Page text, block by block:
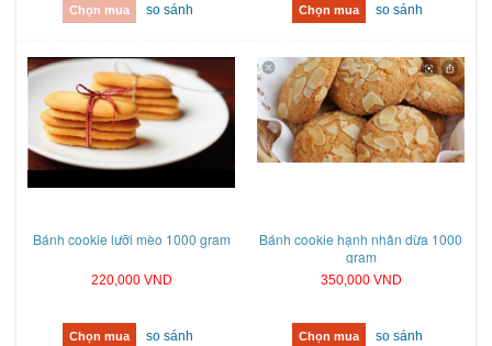
Chọn mua so sánh Chọn mua so sánh
Bánh cookie lưỡi mèo 1000 gram
220,000 VND
Chọn mua so sánh
Bánh cookie hạnh nhân dừa 1000
gram
350,000 VND
Chọn mua so sánh